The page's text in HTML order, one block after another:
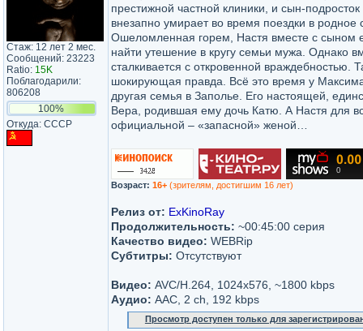
Стаж: 12 лет 2 мес.
Сообщений: 23223
Ratio: 15K
Поблагодарили:
806208
100%
Откуда: CCCP
престижной частной клиники, и сын-
внезапно умирает во время поездки в родное
Ошеломленная горем, Настя вместе с сыном
найти утешение в кругу семьи мужа. Однако
сталкивается с откровенной враждебностью.
шокирующая правда. Всё это время у
другая семья в Заполье. Его настоящей,
Вера, родившая ему дочь Катю. А Настя для
официальной – «запасной» женой…
Возраст: 16+ (зрителям, достигшим 16 лет)
Релиз от: ExKinoRay
Продолжительность: ~00:45:00 серия
Качество видео: WEBRip
Субтитры: Отсутствуют
Видео: AVC/H.264, 1024x576, ~1800 kbps
Аудио: AAC, 2 ch, 192 kbps
Просмотр доступен только для